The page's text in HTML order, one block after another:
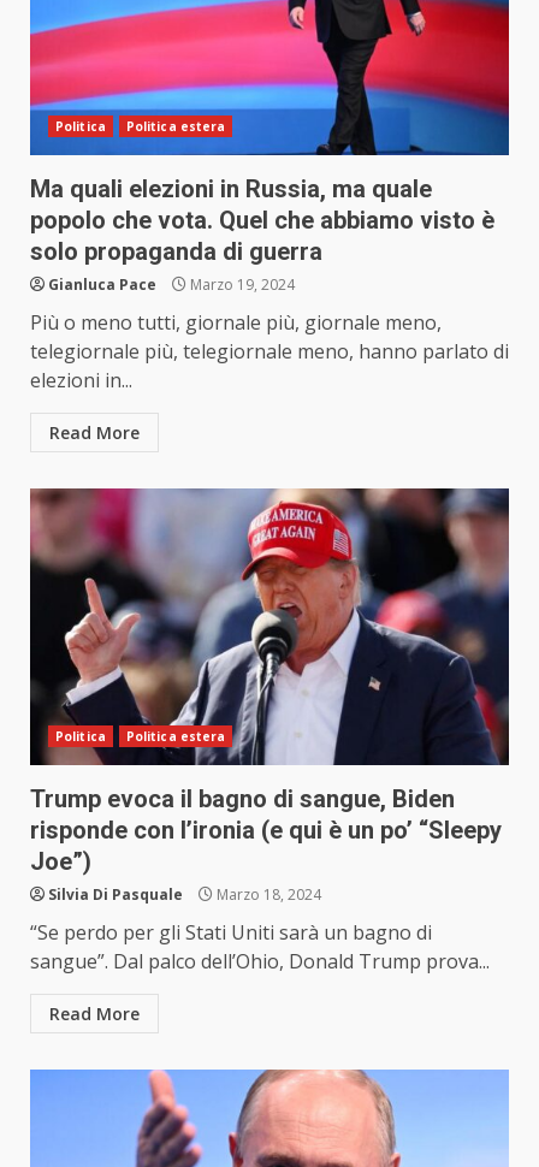
Politica Politica estera
Ma quali elezioni in Russia, ma quale
popolo che vota. Quel che abbiamo visto è
solo propaganda di guerra
Gianluca Pace Marzo 19, 2024
Più o meno tutti, giornale più, giornale meno,
telegiornale più, telegiornale meno, hanno parlato di
elezioni in...
Read More
Politica Politica estera
Trump evoca il bagno di sangue, Biden
risponde con l’ironia (e qui è un po’ “Sleepy
Joe”)
Silvia Di Pasquale Marzo 18, 2024
“Se perdo per gli Stati Uniti sarà un bagno di
sangue”. Dal palco dell’Ohio, Donald Trump prova...
Read More